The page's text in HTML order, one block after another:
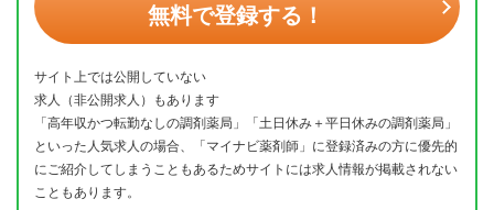
無料で登録する！
サイト上では公開していない
求人（非公開求人）もあります
「高年収かつ転勤なしの調剤薬局」「土日休み＋平日休みの調剤薬局」
といった人気求人の場合、「マイナビ薬剤師」に登録済みの方に優先的
にご紹介してしまうこともあるためサイトには求人情報が掲載されない
こともあります。